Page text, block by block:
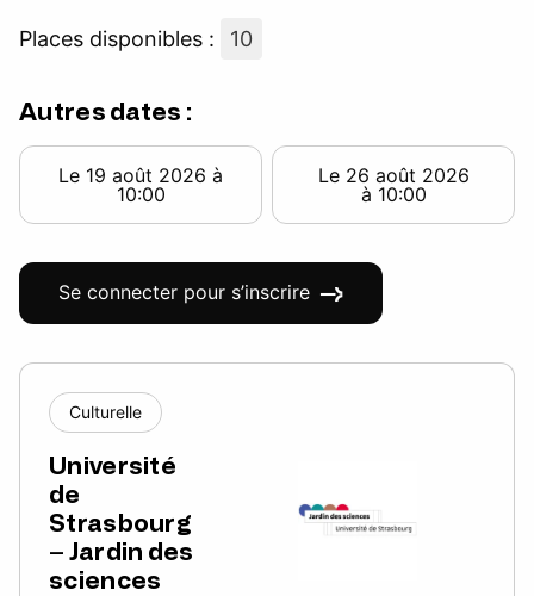
Places disponibles : 10
Autres dates :
Le 19 août 2026 à
10:00
Le 26 août 2026
à 10:00
Se connecter pour s’inscrire
Culturelle
Université
de
Strasbourg
– Jardin des
sciences